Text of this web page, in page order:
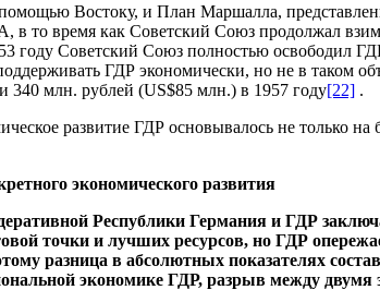
Востоку, и План Маршалла,
то время как Советский Союз продолжал
году Советский Союз полностью освободил
ГДР экономически, но не в таком
340 млн. рублей (US$85 млн.) в 1957 году[22] .
развитие ГДР основывалось не только
экономического развития
Республики Германия и ГДР
точки и лучших ресурсов, но ГДР
разница в абсолютных показателях
экономике ГДР, разрыв между